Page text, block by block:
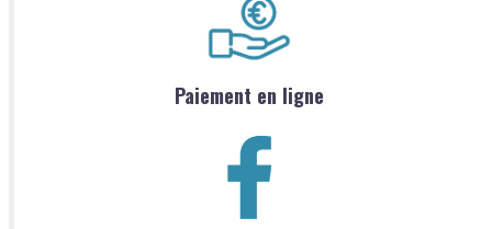
Paiement en ligne